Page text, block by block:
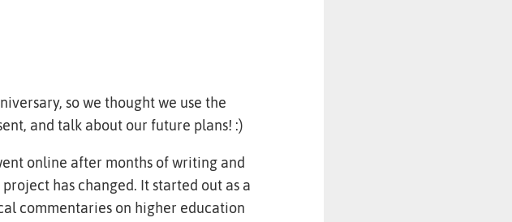
so we thought we use the
and talk about our future plans! :)
online after months of writing and
has changed. It started out as a
commentaries on higher education